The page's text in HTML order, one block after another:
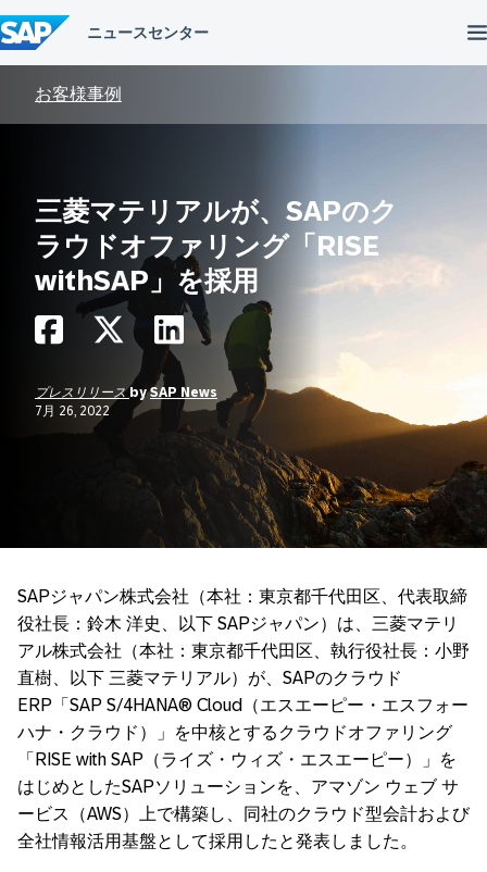
ン
テ
ン
お客様事例
三菱マテリアルが、SAPのク
ラウドオファリング「RISE
withSAP」を採用
プレスリリース bySAP News
7月 26, 2022
SAPジャパン株式会社（本社：東京都千代田区、代表取締
役社長：鈴木 洋史、以下 SAPジャパン）は、三菱マテリ
アル株式会社（本社：東京都千代田区、執行役社長：小野
直樹、以下 三菱マテリアル）が、SAPのクラウド
ERP「SAP S/4HANA® Cloud（エスエーピー・エスフォー
ハナ・クラウド）」を中核とするクラウドオファリング
「RISE with SAP（ライズ・ウィズ・エスエーピー）」を
はじめとしたSAPソリューションを、アマゾン ウェブ サ
ービス（AWS）上で構築し、同社のクラウド型会計および
全社情報活用基盤として採用したと発表しました。